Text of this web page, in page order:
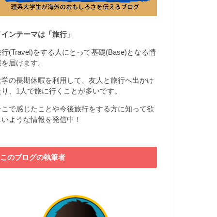
ンテーマは「旅行」
行(Travel)をする人にとって基礎(Base)となる情
届けます。
学の長期休暇を利用して、友人と旅行へ出かけ
、1人で旅に行くことが多いです。
こで感じたことや今後旅行をする方に知って欲
ような情報を発信中！
このブログの執筆者